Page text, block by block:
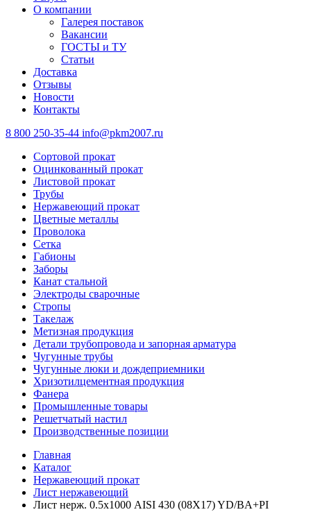
О компании
Галерея поставок
Вакансии
ГОСТЫ и ТУ
Статьи
Доставка
Отзывы
Новости
Контакты
8 800 250-35-44 info@pkm2007.ru
Сортовой прокат
Оцинкованный прокат
Листовой прокат
Трубы
Нержавеющий прокат
Цветные металлы
Проволока
Сетка
Габионы
Заборы
Канат стальной
Электроды сварочные
Стропы
Такелаж
Метизная продукция
Детали трубопровода и запорная арматура
Чугунные трубы
Чугунные люки и дождеприемники
Хризотилцементная продукция
Фанера
Промышленные товары
Решетчатый настил
Производственные позиции
Главная
Каталог
Нержавеющий прокат
Лист нержавеющий
Лист нерж. 0.5х1000 AISI 430 (08Х17) YD/BA+PI